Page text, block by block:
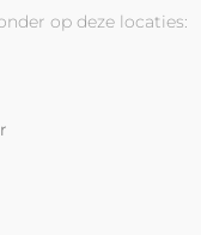
op deze locaties: